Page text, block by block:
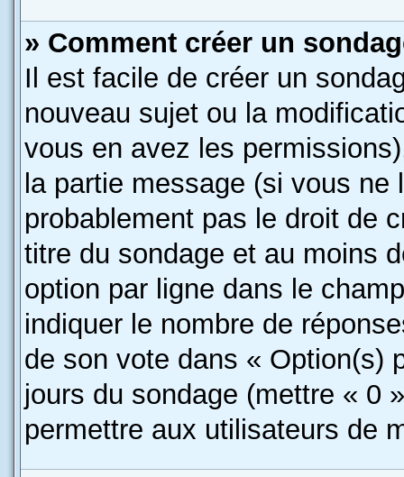
» Comment créer un
Il est facile de créer un
nouveau sujet ou la
vous en avez les
la partie message (si vous ne
probablement pas le droit de
titre du sondage et au moins
option par ligne dans le
indiquer le nombre de
de son vote dans « Option(s)
jours du sondage (mettre « 0
permettre aux utilisateurs de